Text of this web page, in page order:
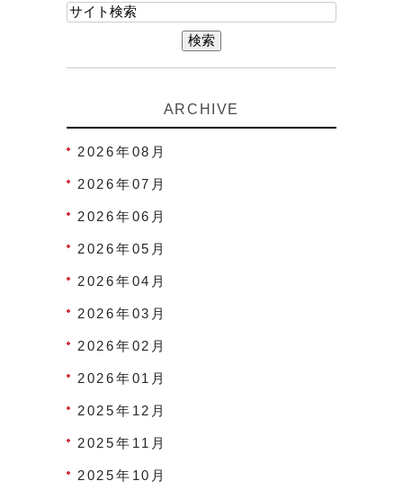
ARCHIVE
2026年08月
2026年07月
2026年06月
2026年05月
2026年04月
2026年03月
2026年02月
2026年01月
2025年12月
2025年11月
2025年10月